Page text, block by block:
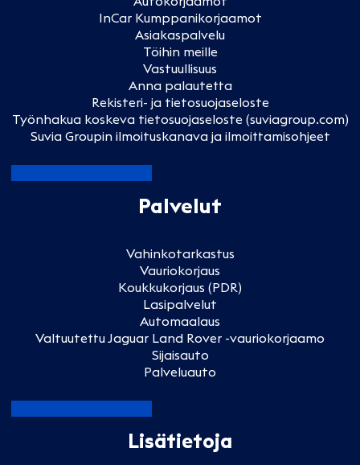
InCar Kumppanikorjaamot
Asiakaspalvelu
Töihin meille
Vastuullisuus
Anna palautetta
Rekisteri- ja tietosuojaseloste
Työnhakua koskeva tietosuojaseloste (suviagroup.com)
Suvia Groupin ilmoituskanava ja ilmoittamisohjeet
Palvelut
Vahinkotarkastus
Vauriokorjaus
Koukkukorjaus (PDR)
Lasipalvelut
Automaalaus
Valtuutettu Jaguar Land Rover -vauriokorjaamo
Sijaisauto
Palveluauto
Lisätietoja